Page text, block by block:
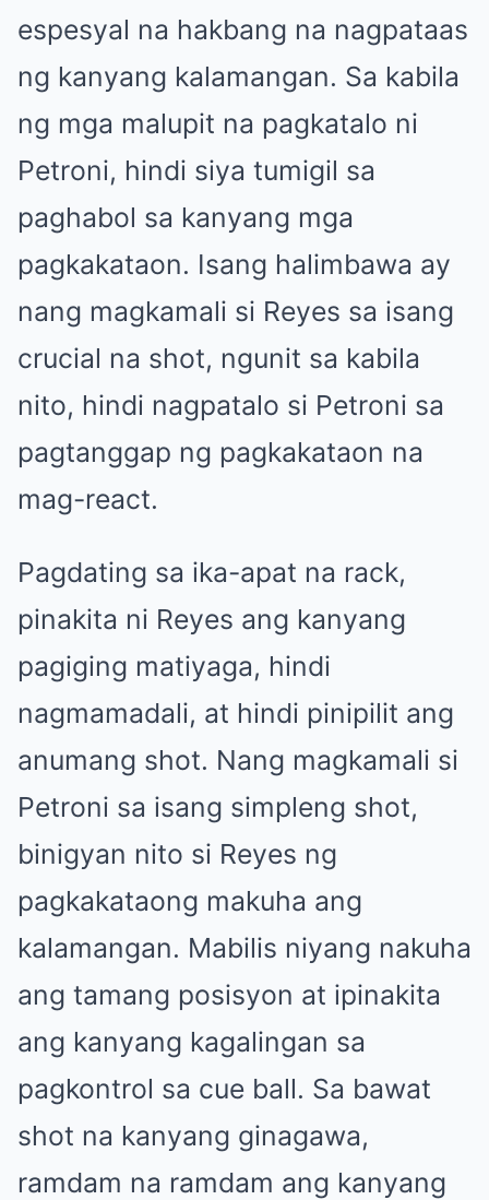
espesyal na hakbang na nagpataas
ng kanyang kalamangan. Sa kabila
ng mga malupit na pagkatalo ni
Petroni, hindi siya tumigil sa
paghabol sa kanyang mga
pagkakataon. Isang halimbawa ay
nang magkamali si Reyes sa isang
crucial na shot, ngunit sa kabila
nito, hindi nagpatalo si Petroni sa
pagtanggap ng pagkakataon na
mag-react.
Pagdating sa ika-apat na rack,
pinakita ni Reyes ang kanyang
pagiging matiyaga, hindi
nagmamadali, at hindi pinipilit ang
anumang shot. Nang magkamali si
Petroni sa isang simpleng shot,
binigyan nito si Reyes ng
pagkakataong makuha ang
kalamangan. Mabilis niyang nakuha
ang tamang posisyon at ipinakita
ang kanyang kagalingan sa
pagkontrol sa cue ball. Sa bawat
shot na kanyang ginagawa,
ramdam na ramdam ang kanyang